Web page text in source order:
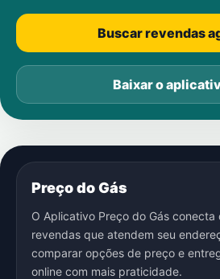
Buscar revendas
Baixar o
Preço do Gás
O Aplicativo Preço do Gás conecta
revendas que atendem seu
comparar opções de preço e
online com mais praticidade.